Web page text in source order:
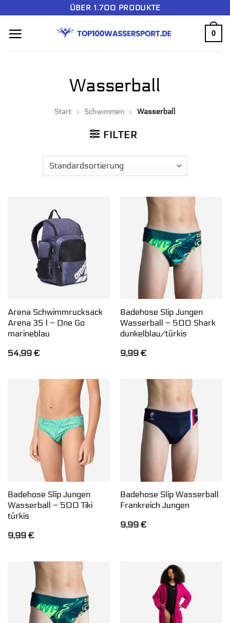
springen
ÜBER 1.700 PRODUKTE
0
Wasserball
Start » Schwimmen » Wasserball
FILTER
Arena Schwimmrucksack
Arena 35 l – One Go
marineblau
54,99 €
Badehose Slip Jungen
Wasserball – 500 Shark
dunkelblau/türkis
9,99 €
Badehose Slip Jungen
Wasserball – 500 Tiki
türkis
9,99 €
Badehose Slip Wasserball
Frankreich Jungen
9,99 €